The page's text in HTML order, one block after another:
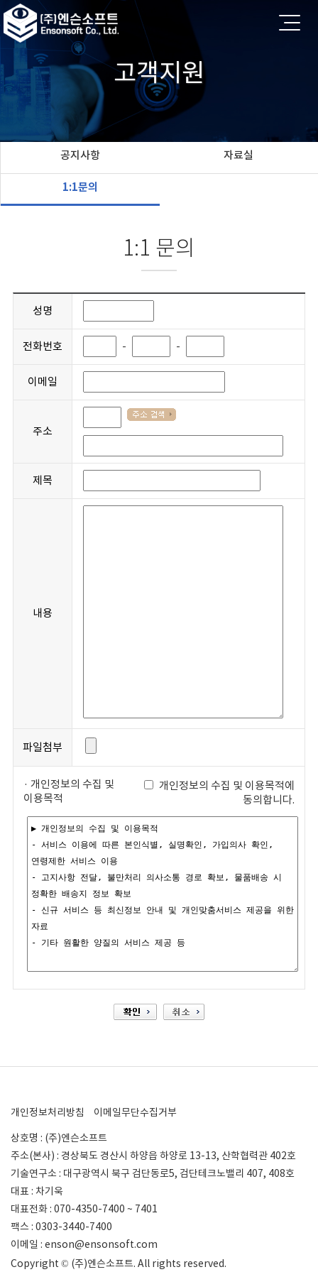
고객지원
공지사항 자료실
1:1문의
1:1 문의
성명
전화번호 - -
이메일
주소
제목
내용
파일첨부
· 개인정보의 수집 및
이용목적
개인정보의 수집 및 이용목적에
동의합니다.
개인정보처리방침
이메일무단수집거부
상호명 : (주)엔슨소프트
주소(본사) : 경상북도 경산시 하양읍 하양로 13-13, 산학협력관 402호
기술연구소 : 대구광역시 북구 검단동로5, 검단테크노밸리 407, 408호
대표 : 차기욱
대표전화 : 070-4350-7400 ~ 7401
팩스 : 0303-3440-7400
이메일 : enson@ensonsoft.com
Copyright © (주)엔슨소프트. All rights reserved.